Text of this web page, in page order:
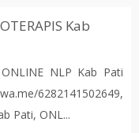
Kab
ONLINE NLP Kab Pati
6282141502649,
Pati, ONL...